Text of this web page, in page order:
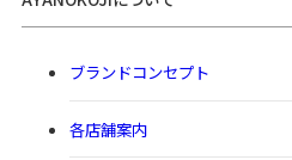
ブランドコンセプト
各店舗案内